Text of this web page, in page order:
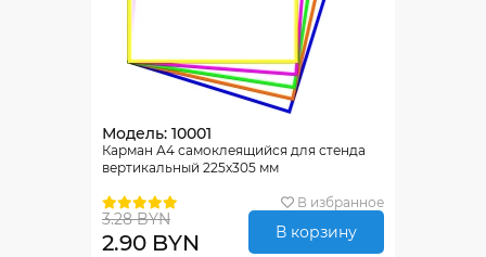
Модель: 10001
Карман А4 самоклеящийся для стенда
вертикальный 225х305 мм
В избранное
3.28 BYN
2.90 BYN В корзину